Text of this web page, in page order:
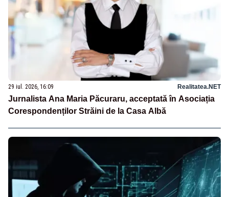
29 iul. 2026, 16:09 Realitatea.NET
Jurnalista Ana Maria Păcuraru, acceptată în Asociația
Corespondenților Străini de la Casa Albă